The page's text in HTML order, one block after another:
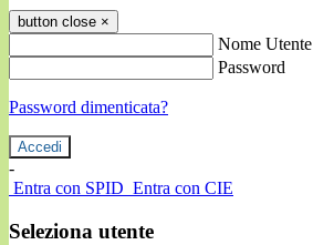
button close ×
Nome Utente
Password
Password dimenticata?
-
Entra con SPID Entra con CIE
Seleziona utente